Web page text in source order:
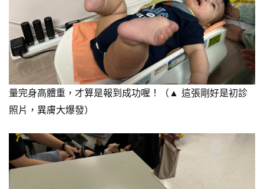
量完身高體重，才算是報到成功喔！（▲ 這張剛好是初診
照片，異膚大爆發）